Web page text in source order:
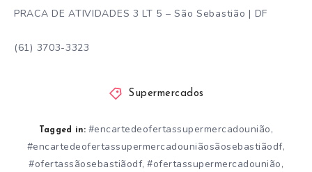
PRACA DE ATIVIDADES 3 LT 5 – São Sebastião | DF
(61) 3703-3323
Supermercados
Tagged in: #encartedeofertassupermercadounião,
#encartedeofertassupermercadouniãosãosebastiãodf,
#ofertassãosebastiãodf, #ofertassupermercadounião,